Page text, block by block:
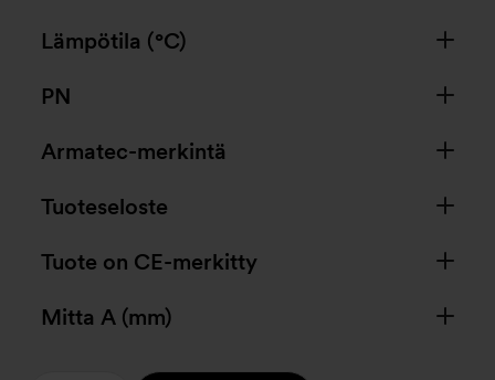
Lämpötila (°C)
PN
Armatec-merkintä
Tuoteseloste
Tuote on CE-merkitty
Mitta A (mm)